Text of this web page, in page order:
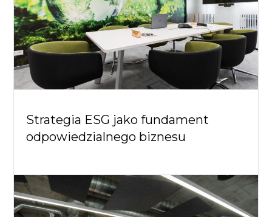
Strategia ESG jako fundament
odpowiedzialnego biznesu